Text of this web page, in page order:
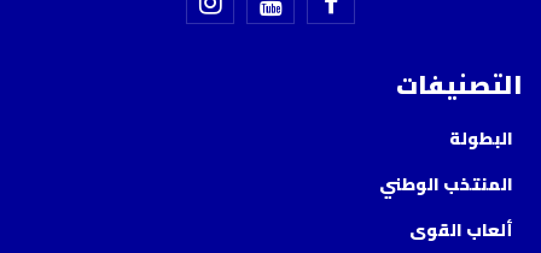
التصنيفات
البطولة
المنتخب الوطني
ألعاب القوى